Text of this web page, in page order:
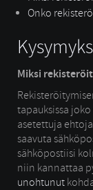
Onko
Miksi
tapauksissa
asetettuja
saavuta
sähköpostiisi
niin kannattaa
unohtunut